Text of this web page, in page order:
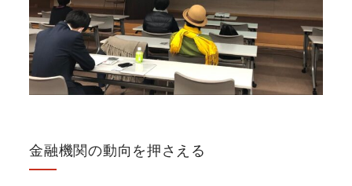
金融機関の動向を押さえる